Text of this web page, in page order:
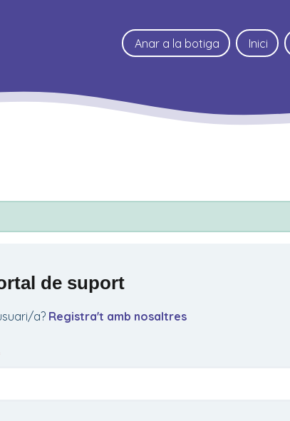
Anar a la botiga Inici
de suport
a? Registra't amb nosaltres